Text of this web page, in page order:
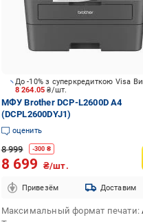
8 264.05₴/шт.
До -10% з суперкредиткою Visa
МФУ Brother DCP-L2600D А4
(DCPL2600DYJ1)
оценить
8 999 -300 ₴
8 699 ₴/шт.
Привезём Доставим
Максимальный формат печати